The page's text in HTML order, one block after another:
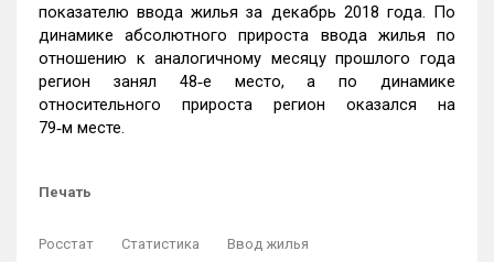
показателю ввода жилья за декабрь 2018 года. По
динамике абсолютного прироста ввода жилья по
отношению к аналогичному месяцу прошлого года
регион занял 48‑е место, а по динамике
относительного прироста регион оказался на
79‑м месте.
Печать
Росстат Статистика Ввод жилья